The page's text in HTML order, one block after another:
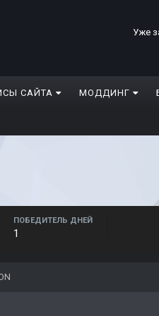
Уже
САЙТА МОДДИНГ
ПОБЕДИТЕЛЬ ДНЕЙ
1